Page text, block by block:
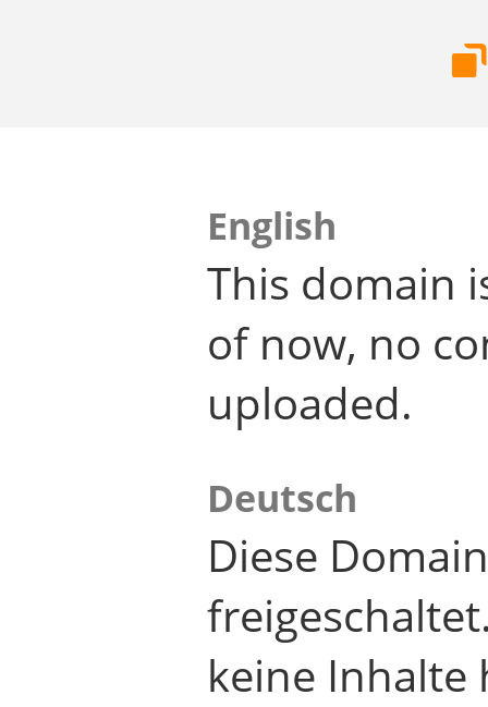
English
This domain
of now, no
uploaded.
Deutsch
Diese
keine Inhalte